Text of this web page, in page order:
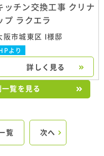
ッチン交換工事 クリナ
プ ラクエラ
阪市城東区 I様邸
より
詳しく見る
覧を見る
覧 次へ